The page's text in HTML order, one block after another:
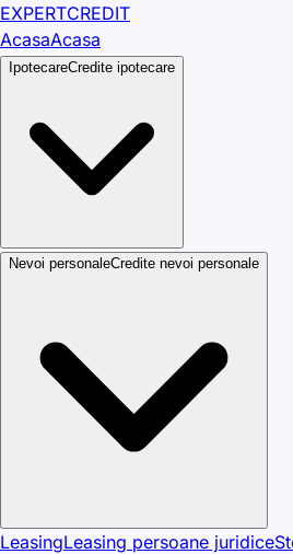
EXPERTCREDIT
AcasaAcasa
IpotecareCredite ipotecare
Nevoi personaleCredite nevoi personale
LeasingLeasing persoane juridice